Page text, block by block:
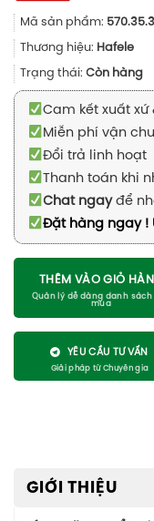
Mã sản phẩm:
Thương hiệu: Hafele
Trạng thái: Còn hàng
Cam kết xuất
Miễn phí vận
Đổi trả linh hoạt
Thanh toán khi
Chat ngayđể
Đặt hàng ngay !
THÊM VÀO GIỎ
YÊU CẦU TƯ VẤN
GIỚI THIỆU